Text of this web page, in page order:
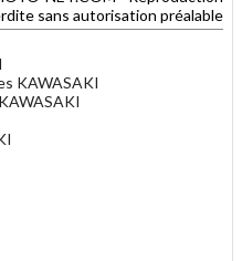
sans autorisation préalable
KAWASAKI